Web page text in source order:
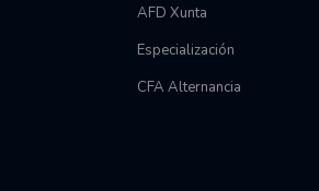
AFD Xunta
Especialización
CFA Alternancia